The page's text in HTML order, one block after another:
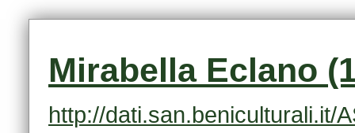
Mirabella Eclano
http://dati.san.beniculturali.it/